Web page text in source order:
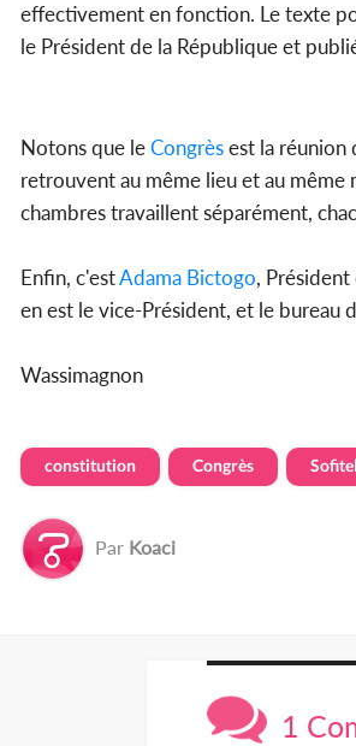
effectivement en fonction. Le texte
le Président de la République et
Notons que leCongrèsest la réunion
retrouvent au même lieu et au
chambres travaillent séparément,
Enfin, c'estAdama Bictogo, Président
en est le vice-Président, et le bureau
Wassimagnon
constitution Congrès
Par Koaci
1